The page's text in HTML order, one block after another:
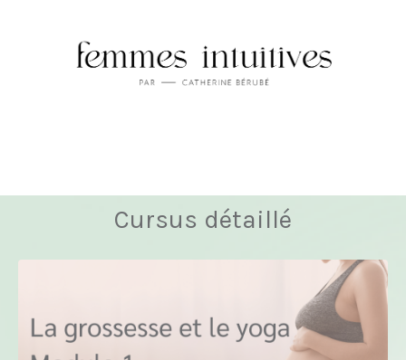
Cursus détaillé